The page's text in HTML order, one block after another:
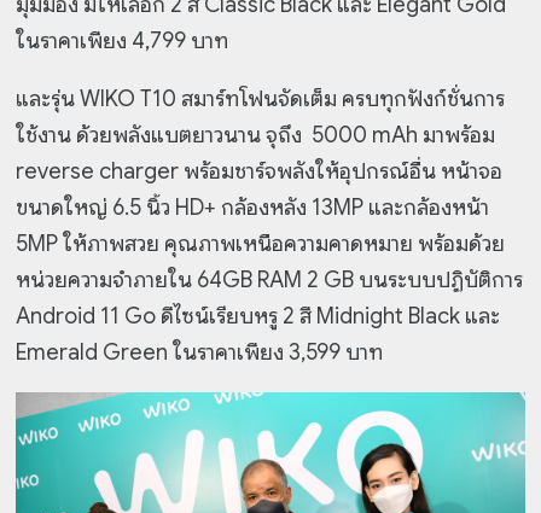
ในราคาเพียง 4,799 บาท
และรุ่น WIKO T10 สมาร์ทโฟนจัดเต็ม ครบทุกฟังก์ชั่นการ
ใช้งาน ด้วยพลังแบตยาวนาน จุถึง 5000 mAh มาพร้อม
reverse charger พร้อมชาร์จพลังให้อุปกรณ์อื่น หน้าจอ
ขนาดใหญ่ 6.5 นิ้ว HD+ กล้องหลัง 13MP และกล้องหน้า
5MP ให้ภาพสวย คุณภาพเหนือความคาดหมาย พร้อมด้วย
หน่วยความจำภายใน 64GB RAM 2 GB บนระบบปฏิบัติการ
Android 11 Go ดีไซน์เรียบหรู 2 สี Midnight Black และ
Emerald Green ในราคาเพียง 3,599 บาท